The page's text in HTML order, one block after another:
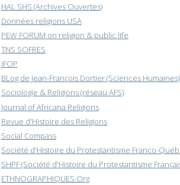
HAL SHS (Archives Ouvertes)
Données religions USA
PEW FORUM on religion & public life
TNS SOFRES
IFOP
BLog de Jean-François Dortier (Sciences Humaines)
Sociologie & Religions (réseau AFS)
Journal of Africana Religions
Revue d'Histoire des Religions
Social Compass
Société d'Histoire du Protestantisme Franco-
SHPF (Société d'Histoire du Protestantisme
ETHNOGRAPHIQUES.Org